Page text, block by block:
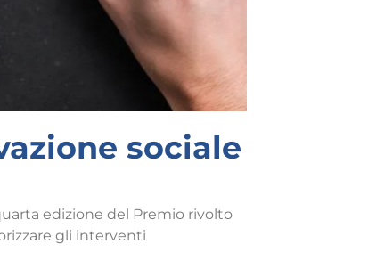
sociale
edizione del Premio rivolto
gli interventi